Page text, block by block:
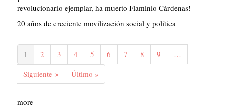
revolucionario ejemplar, ha muerto Flaminio Cárdenas!
20 años de creciente movilización social y política
Paginación
Página
actual
1 Página
2 Página
3 Página
4 Página
5 Página
6 Página
7 Página
8 Página
9
…
Siguiente
página
Siguiente >
Última
página
Último »
more